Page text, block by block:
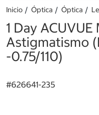
Inicio Óptica Óptica
1 Day ACUVUE
Astigmatismo
-0.75/110)
#626641-235